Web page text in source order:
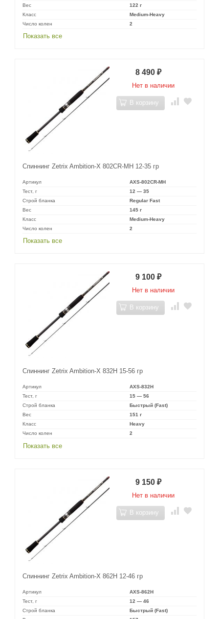
Вес
122 г
Класс
Medium-Heavy
Число колен
2
Показать все
Спиннинг Zetrix Ambition-X 802CR-MH 12-35 гр
Артикул
AXS-802CR-MH
Тест, г
12 — 35
Строй бланка
Regular Fast
Вес
145 г
Класс
Medium-Heavy
Число колен
2
Показать все
8 490 ₽
Нет в наличии
В корзину
Спиннинг Zetrix Ambition-X 832H 15-56 гр
Артикул
AXS-832H
Тест, г
15 — 56
Строй бланка
Быстрый (Fast)
Вес
151 г
Класс
Heavy
Число колен
2
Показать все
9 100 ₽
Нет в наличии
В корзину
Спиннинг Zetrix Ambition-X 862H 12-46 гр
Артикул
AXS-862H
Тест, г
12 — 46
Строй бланка
Быстрый (Fast)
9 150 ₽
Нет в наличии
В корзину